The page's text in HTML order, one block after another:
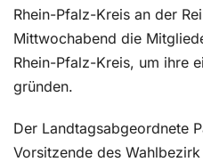
Rhein-Pfalz-Kreis an der
Mittwochabend die
Rhein-Pfalz-Kreis, um ihre
gründen.
Der Landtagsabgeordnete
Vorsitzende des